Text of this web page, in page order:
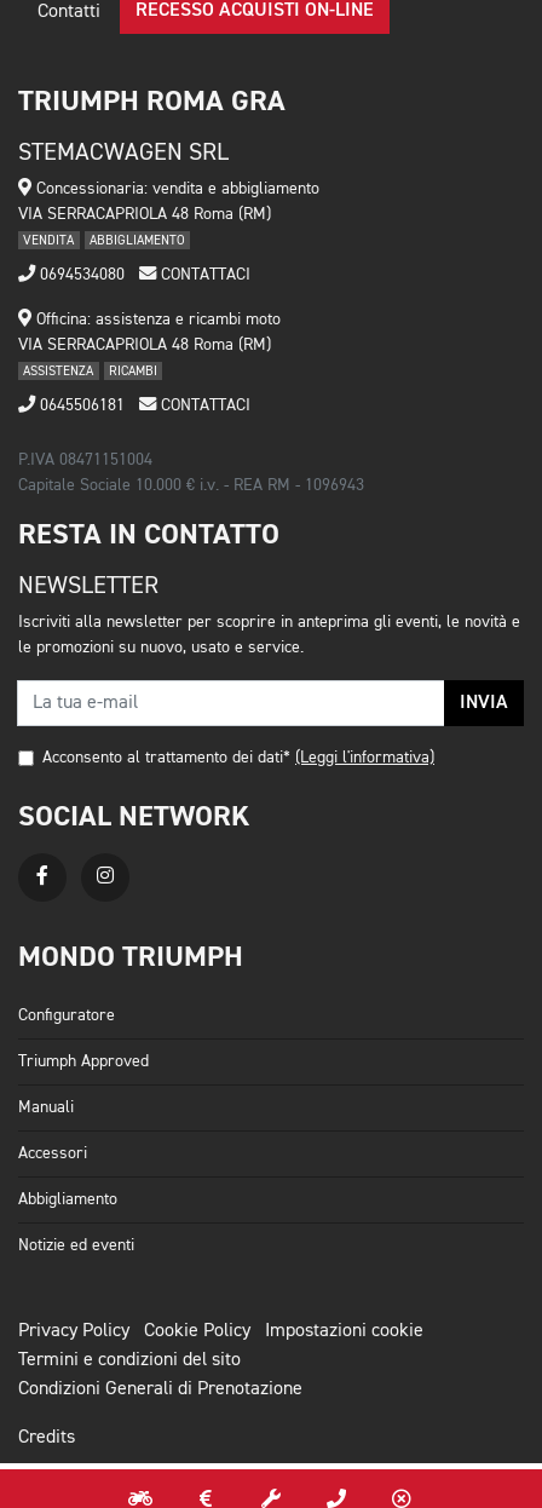
Contatti RECESSO ACQUISTI ON-LINE
TRIUMPH ROMA GRA
STEMACWAGEN SRL
Concessionaria: vendita e abbigliamento
VIA SERRACAPRIOLA 48 Roma (RM)
VENDITA ABBIGLIAMENTO
0694534080 CONTATTACI
Officina: assistenza e ricambi moto
VIA SERRACAPRIOLA 48 Roma (RM)
ASSISTENZA RICAMBI
0645506181 CONTATTACI
P.IVA 08471151004
Capitale Sociale 10.000 € i.v. - REA RM - 1096943
RESTA IN CONTATTO
NEWSLETTER
Iscriviti alla newsletter per scoprire in anteprima gli eventi, le novità e
le promozioni su nuovo, usato e service.
INVIA
Acconsento al trattamento dei dati* (Leggi l'informativa)
SOCIAL NETWORK
MONDO TRIUMPH
Configuratore
Triumph Approved
Manuali
Accessori
Abbigliamento
Notizie ed eventi
Privacy Policy Cookie Policy
Impostazioni cookie
Termini e condizioni del sito
Condizioni Generali di Prenotazione
Credits